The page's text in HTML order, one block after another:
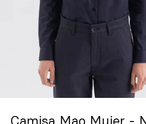
Inspírate
EN DE